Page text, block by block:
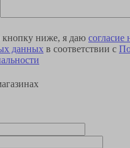
ниже, я даю согласие
данных в соответствии с